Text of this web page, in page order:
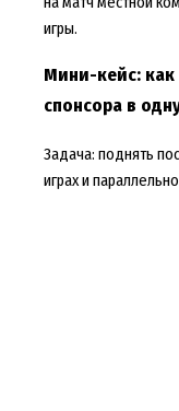
игры.
Мини-кейс:
спонсора в
Задача: поднять
играх и